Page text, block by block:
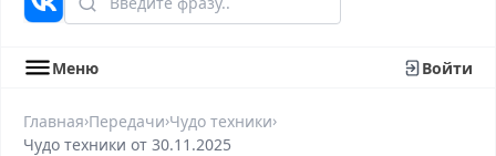
Меню Войти
Главная›Передачи›Чудо техники›
Чудо техники от 30.11.2025